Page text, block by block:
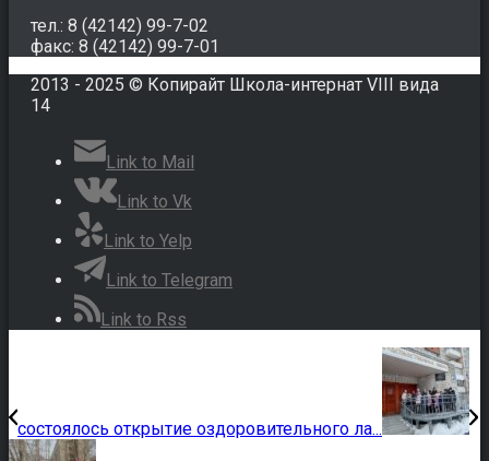
тел.: 8 (42142) 99-7-02
факс: 8 (42142) 99-7-01
2013 - 2025 © Копирайт Школа-интернат VIII вида
14
Link to Mail
Link to Vk
Link to Yelp
Link to Telegram
Link to Rss
состоялось открытие оздоровительного ла...